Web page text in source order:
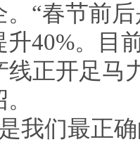
“春节前
升40%。目
线正开足马
我们最正